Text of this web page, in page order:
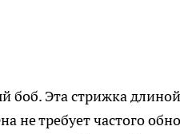
боб. Эта стрижка
не требует частого